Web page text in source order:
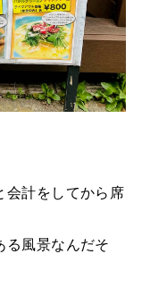
会計をしてから席
る風景なんだそ